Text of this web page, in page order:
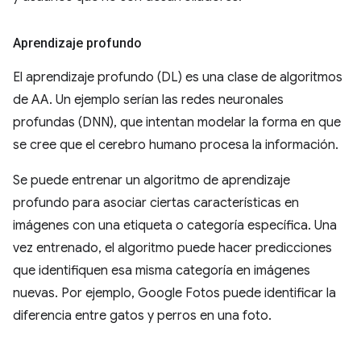
Aprendizaje profundo
El aprendizaje profundo (DL) es una clase de algoritmos
de AA. Un ejemplo serían las redes neuronales
profundas (DNN), que intentan modelar la forma en que
se cree que el cerebro humano procesa la información.
Se puede entrenar un algoritmo de aprendizaje
profundo para asociar ciertas características en
imágenes con una etiqueta o categoría específica. Una
vez entrenado, el algoritmo puede hacer predicciones
que identifiquen esa misma categoría en imágenes
nuevas. Por ejemplo, Google Fotos puede identificar la
diferencia entre gatos y perros en una foto.